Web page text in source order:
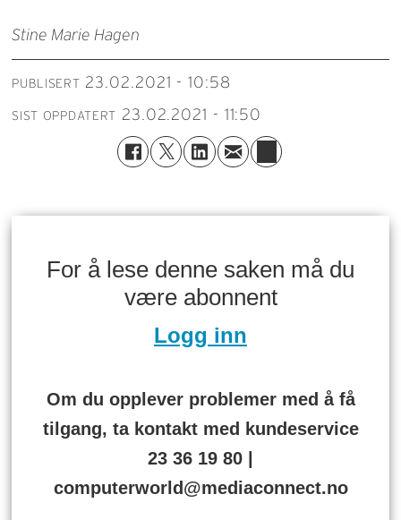
Stine Marie Hagen
PUBLISERT 23.02.2021 - 10:58
SIST OPPDATERT 23.02.2021 - 11:50
For å lese denne saken må du
være abonnent
Logg inn
Om du opplever problemer med å få
tilgang, ta kontakt med kundeservice
23 36 19 80 |
computerworld@mediaconnect.no